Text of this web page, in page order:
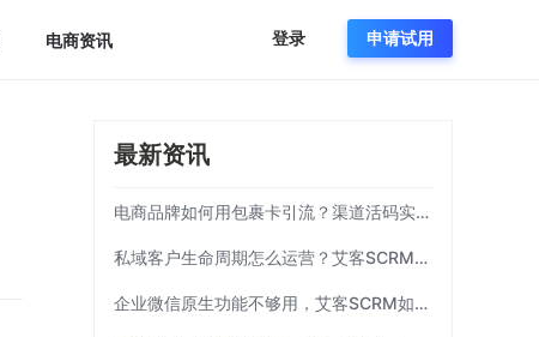
电商资讯 登录 申请试用
最新资讯
电商品牌如何用包裹卡引流？渠道活码实操方案|艾客SCRM
私域客户生命周期怎么运营？艾客SCRM实操模板
企业微信原生功能不够用，艾客SCRM如何补齐运营链路？